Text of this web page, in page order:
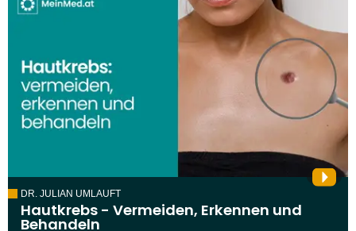
DR. JULIAN UMLAUFT
Hautkrebs - Vermeiden, Erkennen und
Behandeln